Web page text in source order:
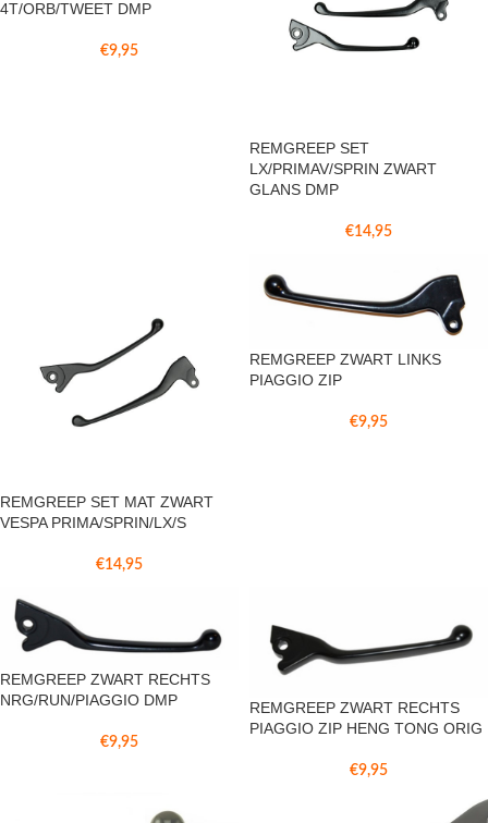
4T/ORB/TWEET DMP
€9,95
REMGREEP SET
LX/PRIMAV/SPRIN ZWART
GLANS DMP
€14,95
REMGREEP SET MAT ZWART
VESPA PRIMA/SPRIN/LX/S
€14,95
REMGREEP ZWART LINKS
PIAGGIO ZIP
€9,95
REMGREEP ZWART RECHTS
NRG/RUN/PIAGGIO DMP
€9,95
REMGREEP ZWART RECHTS
PIAGGIO ZIP HENG TONG ORIG
€9,95